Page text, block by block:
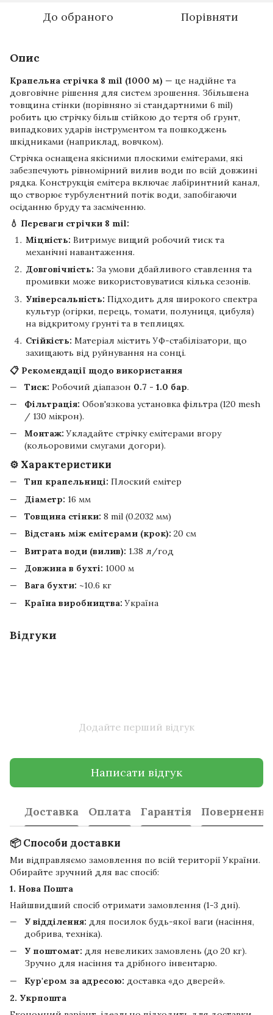
До обраного Порівняти
Опис
Крапельна стрічка 8 mil (1000 м) — це надійне та
довговічне рішення для систем зрошення. Збільшена
товщина стінки (порівняно зі стандартними 6 mil)
робить цю стрічку більш стійкою до тертя об ґрунт,
випадкових ударів інструментом та пошкоджень
шкідниками (наприклад, вовчком).
Стрічка оснащена якісними плоскими емітерами, які
забезпечують рівномірний вилив води по всій довжині
рядка. Конструкція емітера включає лабіринтний канал,
що створює турбулентний потік води, запобігаючи
осіданню бруду та засміченню.
💧 Переваги стрічки 8 mil:
Міцність: Витримує вищий робочий тиск та
механічні навантаження.
Довговічність: За умови дбайливого ставлення та
промивки може використовуватися кілька сезонів.
Універсальність: Підходить для широкого спектра
культур (огірки, перець, томати, полуниця, цибуля)
на відкритому ґрунті та в теплицях.
Стійкість: Матеріал містить УФ-стабілізатори, що
захищають від руйнування на сонці.
📋 Рекомендації щодо використання
Тиск: Робочий діапазон 0.7 - 1.0 бар.
Фільтрація: Обов'язкова установка фільтра (120 mesh
/ 130 мікрон).
Монтаж: Укладайте стрічку емітерами вгору
(кольоровими смугами догори).
⚙️ Характеристики
Тип крапельниці: Плоский емітер
Діаметр: 16 мм
Товщина стінки: 8 mil (0.2032 мм)
Відстань між емітерами (крок): 20 см
Витрата води (вилив): 1.38 л/год
Довжина в бухті: 1000 м
Вага бухти: ~10.6 кг
Країна виробництва: Україна
Відгуки
Додайте перший відгук
Написати відгук
Доставка Оплата Гарантія Повернення
📦 Способи доставки
Ми відправляємо замовлення по всій території України.
Обирайте зручний для вас спосіб:
1. Нова Пошта
Найшвидший спосіб отримати замовлення (1-3 дні).
У відділення: для посилок будь-якої ваги (насіння,
добрива, техніка).
У поштомат: для невеликих замовлень (до 20 кг).
Зручно для насіння та дрібного інвентарю.
Кур'єром за адресою: доставка «до дверей».
2. Укрпошта